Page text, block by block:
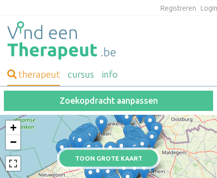
Registreren
therapeut cursus info
Zoekopdracht aanpassen
TOON GROTE KAART
+
−